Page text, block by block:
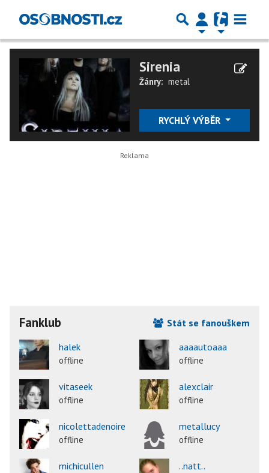
Sirenia
Žánry: metal
RYCHLÝ VÝBĚR
Fanklub
Stát se fanouškem
halek
offline
aaaautoaaa
offline
vitaseek
offline
alexclair
offline
nicolettadenoire
offline
metallucy
offline
michicullen ..natt..